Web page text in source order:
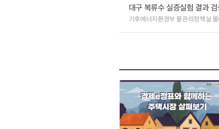
대구 복류수 실증실험 결과
기후에너지환경부 물관리정책실